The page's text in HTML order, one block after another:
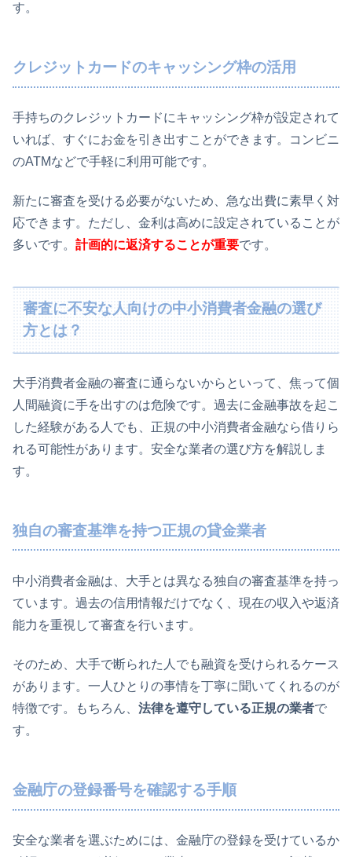
す。
クレジットカードのキャッシング枠の活用
手持ちのクレジットカードにキャッシング枠が設定されて
いれば、すぐにお金を引き出すことができます。コンビニ
のATMなどで手軽に利用可能です。
新たに審査を受ける必要がないため、急な出費に素早く対
応できます。ただし、金利は高めに設定されていることが
多いです。 計画的に返済することが重要です。
審査に不安な人向けの中小消費者金融の選び
方とは？
大手消費者金融の審査に通らないからといって、焦って個
人間融資に手を出すのは危険です。過去に金融事故を起こ
した経験がある人でも、正規の中小消費者金融なら借りら
れる可能性があります。安全な業者の選び方を解説しま
す。
独自の審査基準を持つ正規の貸金業者
中小消費者金融は、大手とは異なる独自の審査基準を持っ
ています。過去の信用情報だけでなく、現在の収入や返済
能力を重視して審査を行います。
そのため、大手で断られた人でも融資を受けられるケース
があります。一人ひとりの事情を丁寧に聞いてくれるのが
特徴です。もちろん、 法律を遵守している正規の業者で
す。
金融庁の登録番号を確認する手順
安全な業者を選ぶためには、金融庁の登録を受けているか